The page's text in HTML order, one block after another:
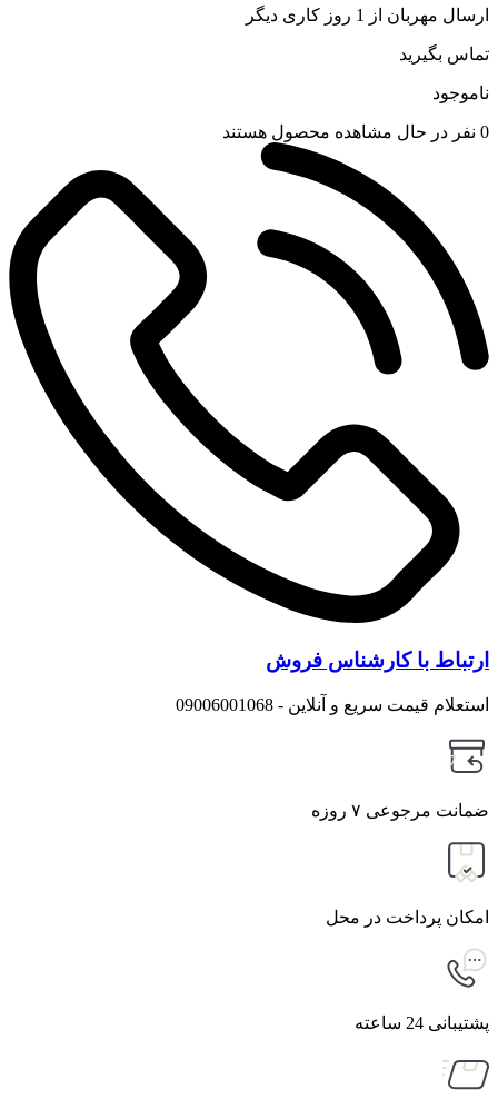
ارسال مهربان از 1 روز کاری دیگر
تماس بگیرید
ناموجود
0 نفر در حال مشاهده محصول هستند
ارتباط با کارشناس فروش
استعلام قیمت سریع و آنلاین - 09006001068
7
ضمانت مرجوعی ۷ روزه
امکان پرداخت در محل
پشتیبانی 24 ساعته